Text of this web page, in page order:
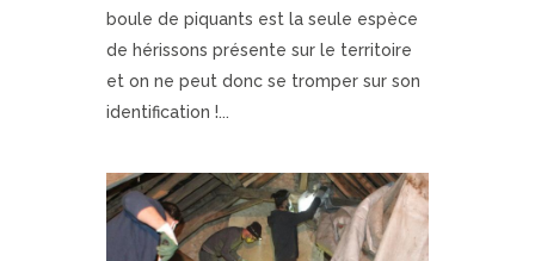
boule de piquants est la seule espèce
de hérissons présente sur le territoire
et on ne peut donc se tromper sur son
identification !...